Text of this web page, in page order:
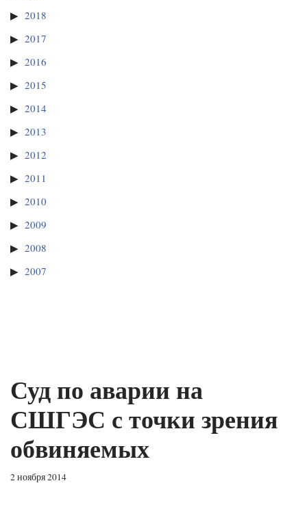
2018
2017
2016
2015
2014
2013
2012
2011
2010
2009
2008
2007
Суд по аварии на
СШГЭС с точки зрения
обвиняемых
2 ноября 2014